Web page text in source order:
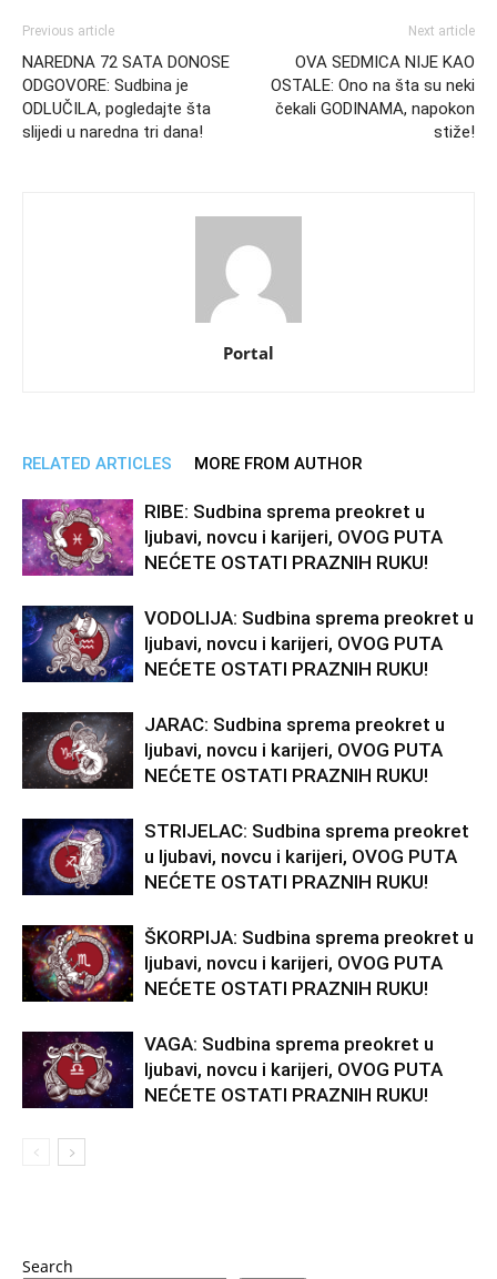
Previous article
NAREDNA 72 SATA DONOSE
ODGOVORE: Sudbina je
ODLUČILA, pogledajte šta
slijedi u naredna tri dana!
Next article
OVA SEDMICA NIJE KAO
OSTALE: Ono na šta su neki
čekali GODINAMA, napokon
stiže!
Portal
RELATED ARTICLES MORE FROM AUTHOR
RIBE: Sudbina sprema preokret u
ljubavi, novcu i karijeri, OVOG PUTA
NEĆETE OSTATI PRAZNIH RUKU!
VODOLIJA: Sudbina sprema preokret u
ljubavi, novcu i karijeri, OVOG PUTA
NEĆETE OSTATI PRAZNIH RUKU!
JARAC: Sudbina sprema preokret u
ljubavi, novcu i karijeri, OVOG PUTA
NEĆETE OSTATI PRAZNIH RUKU!
STRIJELAC: Sudbina sprema preokret
u ljubavi, novcu i karijeri, OVOG PUTA
NEĆETE OSTATI PRAZNIH RUKU!
ŠKORPIJA: Sudbina sprema preokret u
ljubavi, novcu i karijeri, OVOG PUTA
NEĆETE OSTATI PRAZNIH RUKU!
VAGA: Sudbina sprema preokret u
ljubavi, novcu i karijeri, OVOG PUTA
NEĆETE OSTATI PRAZNIH RUKU!
Search